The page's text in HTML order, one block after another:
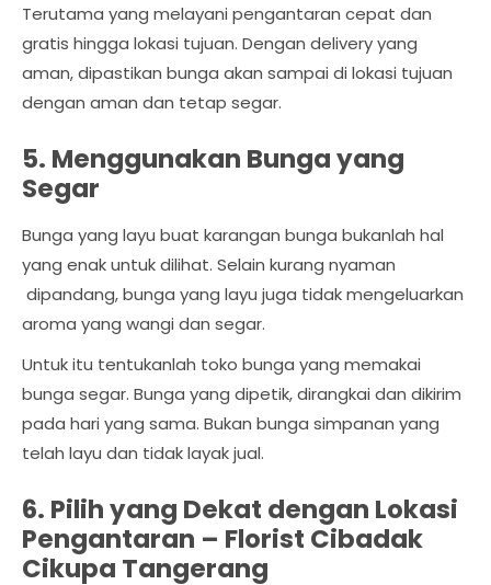
Terutama yang melayani pengantaran cepat dan
gratis hingga lokasi tujuan. Dengan delivery yang
aman, dipastikan bunga akan sampai di lokasi tujuan
dengan aman dan tetap segar.
5. Menggunakan Bunga yang
Segar
Bunga yang layu buat karangan bunga bukanlah hal
yang enak untuk dilihat. Selain kurang nyaman
dipandang, bunga yang layu juga tidak mengeluarkan
aroma yang wangi dan segar.
Untuk itu tentukanlah toko bunga yang memakai
bunga segar. Bunga yang dipetik, dirangkai dan dikirim
pada hari yang sama. Bukan bunga simpanan yang
telah layu dan tidak layak jual.
6. Pilih yang Dekat dengan Lokasi
Pengantaran – Florist Cibadak
Cikupa Tangerang